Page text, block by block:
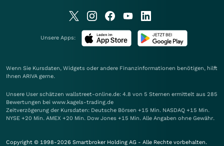
Unsere Apps:
Wenn Sie Kursdaten, Widgets oder andere Finanzinformationen benötigen, hilft
Ihnen ARIVA gerne.
Unsere User schätzen wallstreet-online.de: 4.8 von 5 Sternen ermittelt aus 285
Bewertungen bei www.kagels-trading.de
Zeitverzögerung der Kursdaten: Deutsche Börsen +15 Min. NASDAQ +15 Min.
NYSE +20 Min. AMEX +20 Min. Dow Jones +15 Min. Alle Angaben ohne Gewähr.
Copyright © 1998-2026 Smartbroker Holding AG - Alle Rechte vorbehalten.